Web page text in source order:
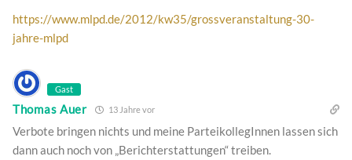
https://www.mlpd.de/2012/kw35/grossveranstaltung-30-
jahre-mlpd
Gast
Thomas Auer 13 Jahre vor
Verbote bringen nichts und meine ParteikollegInnen lassen sich
dann auch noch von „Berichterstattungen“ treiben.